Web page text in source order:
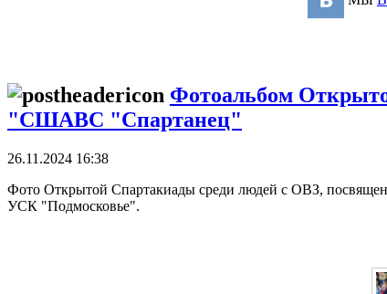
Фотоальбом
"СШАВС "Спартанец"
26.11.2024 16:38
Фото Открытой Спартакиады среди людей с ОВЗ,
УСК "Подмосковье".